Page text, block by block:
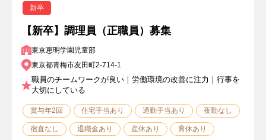
新卒
【新卒】調理員（正職員）募集
東京恵明学園児童部
東京都青梅市友田町2-714-1
職員のチームワークが良い｜労働環境の改善に注力｜行事を
大切にしている
賞与年2回 住宅手当あり 通勤手当あり 夜勤なし
宿直なし 退職金あり 産休あり 育休あり